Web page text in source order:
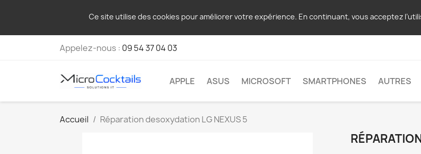
Ce site utilise des cookies pour améliorer votre expérience. En continuant, vous acceptez
Appelez-nous : 09 54 37 04 03
APPLE ASUS MICROSOFT SMARTPHONES AUTRES
Accueil Réparation desoxydation LG NEXUS 5